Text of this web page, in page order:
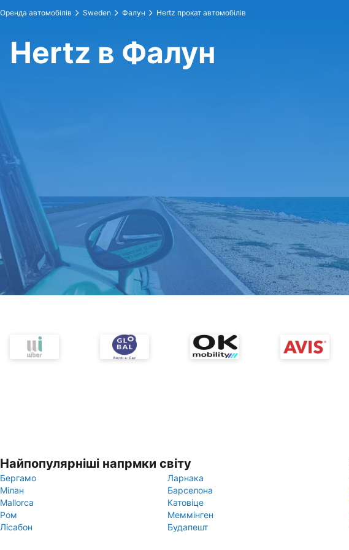
Оренда автомобілів Sweden Фалун Hertz прокат автомобілів
Hertz в Фалун
Найпопулярніші напрмки світу
Бергамо
Ларнака
Мілан
Барселона
Mallorca
Катовіце
Ром
Меммінген
Лісабон
Будапешт